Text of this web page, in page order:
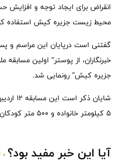
انقراض برای ایجاد توجه و
محیط زیست جزیره کیش استفاده
گفتنی است درپایان این مراسم و
خبرنگاران، از پوستر” اولین
جزیره کیش” رونمایی شد.
۵ کیلومتر خانواده و ۵۰۰ متر کودکان برگزار می شود.
آیا این خبر مفید بود؟ 0